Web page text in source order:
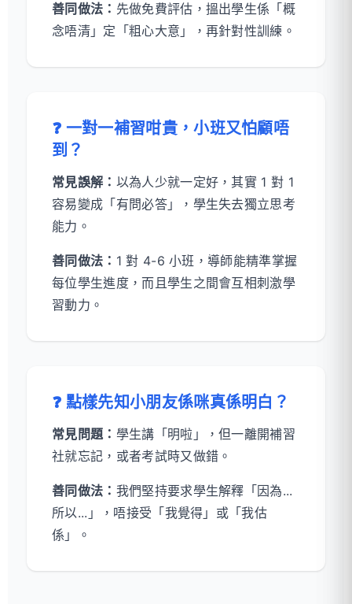
善同做法： 先做免費評估，搵出學生係「概
念唔清」定「粗心大意」，再針對性訓練。
❓ 一對一補習咁貴，小班又怕顧唔
到？
常見誤解： 以為人少就一定好，其實 1 對 1
容易變成「有問必答」，學生失去獨立思考
能力。
善同做法： 1 對 4-6 小班，導師能精準掌握
每位學生進度，而且學生之間會互相刺激學
習動力。
❓ 點樣先知小朋友係咪真係明白？
常見問題： 學生講「明啦」，但一離開補習
社就忘記，或者考試時又做錯。
善同做法： 我們堅持要求學生解釋「因為...
所以...」，唔接受「我覺得」或「我估
係」。